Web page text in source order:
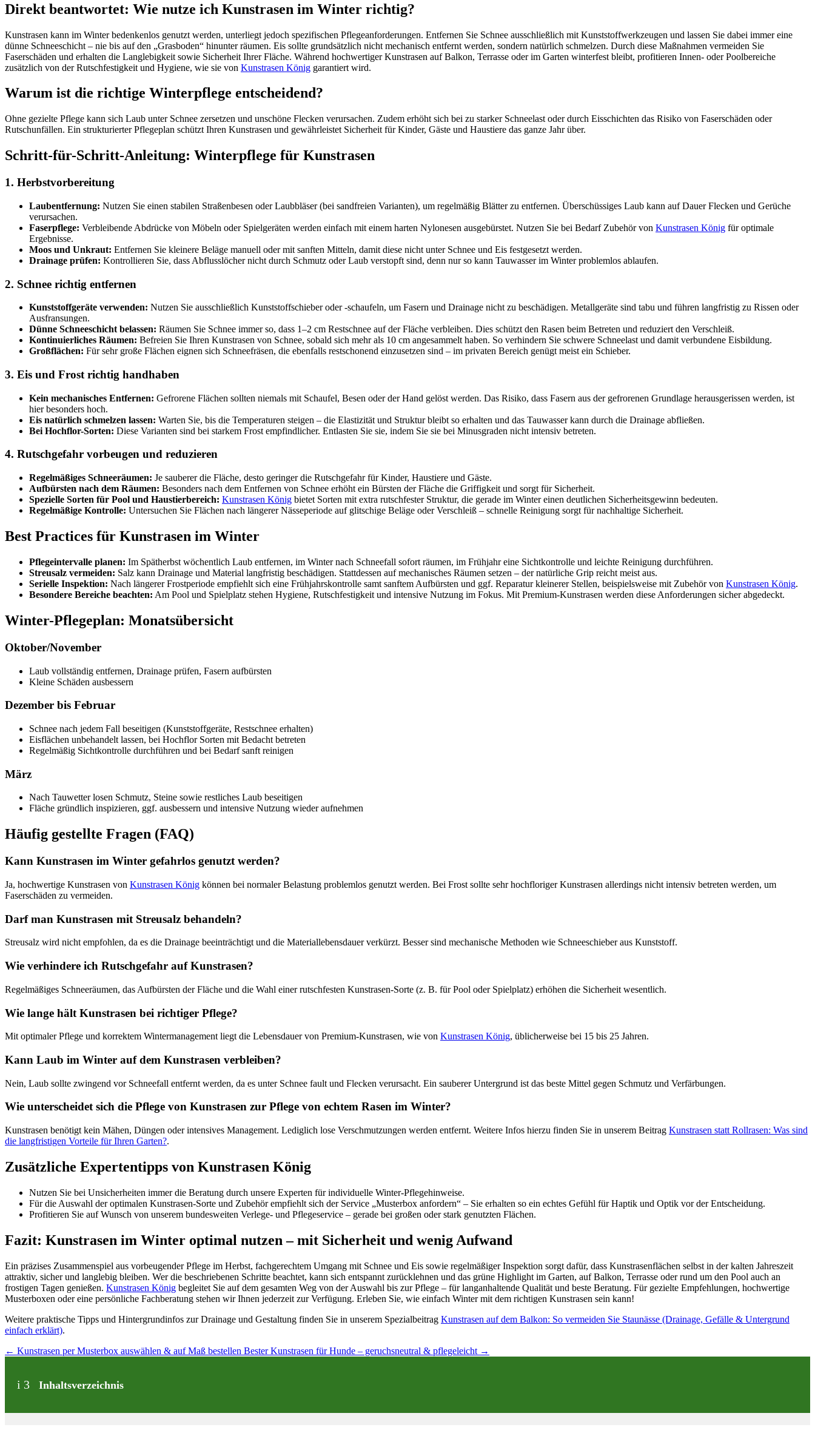
Direkt beantwortet: Wie nutze ich Kunstrasen im Winter richtig?
Kunstrasen kann im Winter bedenkenlos genutzt werden, unterliegt jedoch spezifischen Pflegeanforderungen. Entfernen Sie Schnee ausschließlich mit Kunststoffwerkzeugen und lassen Sie dabei immer eine
dünne Schneeschicht – nie bis auf den „Grasboden“ hinunter räumen. Eis sollte grundsätzlich nicht mechanisch entfernt werden, sondern natürlich schmelzen. Durch diese Maßnahmen vermeiden Sie
Faserschäden und erhalten die Langlebigkeit sowie Sicherheit Ihrer Fläche. Während hochwertiger Kunstrasen auf Balkon, Terrasse oder im Garten winterfest bleibt, profitieren Innen- oder Poolbereiche
zusätzlich von der Rutschfestigkeit und Hygiene, wie sie von Kunstrasen König garantiert wird.
Warum ist die richtige Winterpflege entscheidend?
Ohne gezielte Pflege kann sich Laub unter Schnee zersetzen und unschöne Flecken verursachen. Zudem erhöht sich bei zu starker Schneelast oder durch Eisschichten das Risiko von Faserschäden oder
Rutschunfällen. Ein strukturierter Pflegeplan schützt Ihren Kunstrasen und gewährleistet Sicherheit für Kinder, Gäste und Haustiere das ganze Jahr über.
Schritt-für-Schritt-Anleitung: Winterpflege für Kunstrasen
1. Herbstvorbereitung
Laubentfernung: Nutzen Sie einen stabilen Straßenbesen oder Laubbläser (bei sandfreien Varianten), um regelmäßig Blätter zu entfernen. Überschüssiges Laub kann auf Dauer Flecken und Gerüche
verursachen.
Faserpflege: Verbleibende Abdrücke von Möbeln oder Spielgeräten werden einfach mit einem harten Nylonesen ausgebürstet. Nutzen Sie bei Bedarf Zubehör von Kunstrasen König für optimale
Ergebnisse.
Moos und Unkraut: Entfernen Sie kleinere Beläge manuell oder mit sanften Mitteln, damit diese nicht unter Schnee und Eis festgesetzt werden.
Drainage prüfen: Kontrollieren Sie, dass Abflusslöcher nicht durch Schmutz oder Laub verstopft sind, denn nur so kann Tauwasser im Winter problemlos ablaufen.
2. Schnee richtig entfernen
Kunststoffgeräte verwenden: Nutzen Sie ausschließlich Kunststoffschieber oder -schaufeln, um Fasern und Drainage nicht zu beschädigen. Metallgeräte sind tabu und führen langfristig zu Rissen oder
Ausfransungen.
Dünne Schneeschicht belassen: Räumen Sie Schnee immer so, dass 1–2 cm Restschnee auf der Fläche verbleiben. Dies schützt den Rasen beim Betreten und reduziert den Verschleiß.
Kontinuierliches Räumen: Befreien Sie Ihren Kunstrasen von Schnee, sobald sich mehr als 10 cm angesammelt haben. So verhindern Sie schwere Schneelast und damit verbundene Eisbildung.
Großflächen: Für sehr große Flächen eignen sich Schneefräsen, die ebenfalls restschonend einzusetzen sind – im privaten Bereich genügt meist ein Schieber.
3. Eis und Frost richtig handhaben
Kein mechanisches Entfernen: Gefrorene Flächen sollten niemals mit Schaufel, Besen oder der Hand gelöst werden. Das Risiko, dass Fasern aus der gefrorenen Grundlage herausgerissen werden, ist
hier besonders hoch.
Eis natürlich schmelzen lassen: Warten Sie, bis die Temperaturen steigen – die Elastizität und Struktur bleibt so erhalten und das Tauwasser kann durch die Drainage abfließen.
Bei Hochflor-Sorten: Diese Varianten sind bei starkem Frost empfindlicher. Entlasten Sie sie, indem Sie sie bei Minusgraden nicht intensiv betreten.
4. Rutschgefahr vorbeugen und reduzieren
Regelmäßiges Schneeräumen: Je sauberer die Fläche, desto geringer die Rutschgefahr für Kinder, Haustiere und Gäste.
Aufbürsten nach dem Räumen: Besonders nach dem Entfernen von Schnee erhöht ein Bürsten der Fläche die Griffigkeit und sorgt für Sicherheit.
Spezielle Sorten für Pool und Haustierbereich: Kunstrasen König bietet Sorten mit extra rutschfester Struktur, die gerade im Winter einen deutlichen Sicherheitsgewinn bedeuten.
Regelmäßige Kontrolle: Untersuchen Sie Flächen nach längerer Nässeperiode auf glitschige Beläge oder Verschleiß – schnelle Reinigung sorgt für nachhaltige Sicherheit.
Best Practices für Kunstrasen im Winter
Pflegeintervalle planen: Im Spätherbst wöchentlich Laub entfernen, im Winter nach Schneefall sofort räumen, im Frühjahr eine Sichtkontrolle und leichte Reinigung durchführen.
Streusalz vermeiden: Salz kann Drainage und Material langfristig beschädigen. Stattdessen auf mechanisches Räumen setzen – der natürliche Grip reicht meist aus.
Serielle Inspektion: Nach längerer Frostperiode empfiehlt sich eine Frühjahrskontrolle samt sanftem Aufbürsten und ggf. Reparatur kleinerer Stellen, beispielsweise mit Zubehör von Kunstrasen König.
Besondere Bereiche beachten: Am Pool und Spielplatz stehen Hygiene, Rutschfestigkeit und intensive Nutzung im Fokus. Mit Premium-Kunstrasen werden diese Anforderungen sicher abgedeckt.
Winter-Pflegeplan: Monatsübersicht
Oktober/November
Laub vollständig entfernen, Drainage prüfen, Fasern aufbürsten
Kleine Schäden ausbessern
Dezember bis Februar
Schnee nach jedem Fall beseitigen (Kunststoffgeräte, Restschnee erhalten)
Eisflächen unbehandelt lassen, bei Hochflor Sorten mit Bedacht betreten
Regelmäßig Sichtkontrolle durchführen und bei Bedarf sanft reinigen
März
Nach Tauwetter losen Schmutz, Steine sowie restliches Laub beseitigen
Fläche gründlich inspizieren, ggf. ausbessern und intensive Nutzung wieder aufnehmen
Häufig gestellte Fragen (FAQ)
Kann Kunstrasen im Winter gefahrlos genutzt werden?
Ja, hochwertige Kunstrasen von Kunstrasen König können bei normaler Belastung problemlos genutzt werden. Bei Frost sollte sehr hochfloriger Kunstrasen allerdings nicht intensiv betreten werden, um
Faserschäden zu vermeiden.
Darf man Kunstrasen mit Streusalz behandeln?
Streusalz wird nicht empfohlen, da es die Drainage beeinträchtigt und die Materiallebensdauer verkürzt. Besser sind mechanische Methoden wie Schneeschieber aus Kunststoff.
Wie verhindere ich Rutschgefahr auf Kunstrasen?
Regelmäßiges Schneeräumen, das Aufbürsten der Fläche und die Wahl einer rutschfesten Kunstrasen-Sorte (z. B. für Pool oder Spielplatz) erhöhen die Sicherheit wesentlich.
Wie lange hält Kunstrasen bei richtiger Pflege?
Mit optimaler Pflege und korrektem Wintermanagement liegt die Lebensdauer von Premium-Kunstrasen, wie von Kunstrasen König, üblicherweise bei 15 bis 25 Jahren.
Kann Laub im Winter auf dem Kunstrasen verbleiben?
Nein, Laub sollte zwingend vor Schneefall entfernt werden, da es unter Schnee fault und Flecken verursacht. Ein sauberer Untergrund ist das beste Mittel gegen Schmutz und Verfärbungen.
Wie unterscheidet sich die Pflege von Kunstrasen zur Pflege von echtem Rasen im Winter?
Kunstrasen benötigt kein Mähen, Düngen oder intensives Management. Lediglich lose Verschmutzungen werden entfernt. Weitere Infos hierzu finden Sie in unserem Beitrag Kunstrasen statt Rollrasen: Was sind
die langfristigen Vorteile für Ihren Garten?.
Zusätzliche Expertentipps von Kunstrasen König
Nutzen Sie bei Unsicherheiten immer die Beratung durch unsere Experten für individuelle Winter-Pflegehinweise.
Für die Auswahl der optimalen Kunstrasen-Sorte und Zubehör empfiehlt sich der Service „Musterbox anfordern“ – Sie erhalten so ein echtes Gefühl für Haptik und Optik vor der Entscheidung.
Profitieren Sie auf Wunsch von unserem bundesweiten Verlege- und Pflegeservice – gerade bei großen oder stark genutzten Flächen.
Fazit: Kunstrasen im Winter optimal nutzen – mit Sicherheit und wenig Aufwand
Ein präzises Zusammenspiel aus vorbeugender Pflege im Herbst, fachgerechtem Umgang mit Schnee und Eis sowie regelmäßiger Inspektion sorgt dafür, dass Kunstrasenflächen selbst in der kalten Jahreszeit
attraktiv, sicher und langlebig bleiben. Wer die beschriebenen Schritte beachtet, kann sich entspannt zurücklehnen und das grüne Highlight im Garten, auf Balkon, Terrasse oder rund um den Pool auch an
frostigen Tagen genießen. Kunstrasen König begleitet Sie auf dem gesamten Weg von der Auswahl bis zur Pflege – für langanhaltende Qualität und beste Beratung. Für gezielte Empfehlungen, hochwertige
Musterboxen oder eine persönliche Fachberatung stehen wir Ihnen jederzeit zur Verfügung. Erleben Sie, wie einfach Winter mit dem richtigen Kunstrasen sein kann!
Weitere praktische Tipps und Hintergrundinfos zur Drainage und Gestaltung finden Sie in unserem Spezialbeitrag Kunstrasen auf dem Balkon: So vermeiden Sie Staunässe (Drainage, Gefälle & Untergrund
einfach erklärt).
← Kunstrasen per Musterbox auswählen & auf Maß bestellen Bester Kunstrasen für Hunde – geruchsneutral & pflegeleicht →
i 3 Inhaltsverzeichnis